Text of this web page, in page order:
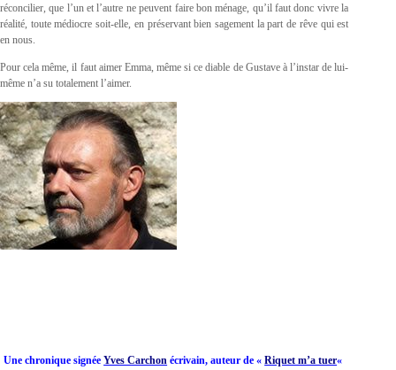
réconcilier, que l’un et l’autre ne peuvent faire bon ménage, qu’il faut donc vivre la
réalité, toute médiocre soit-elle, en préservant bien sagement la part de rêve qui est
en nous.
Pour cela même, il faut aimer Emma, même si ce diable de Gustave à l’instar de lui-
même n’a su totalement l’aimer.
Une chronique signéeYves Carchon écrivain, auteur de «Riquet m’a tuer«